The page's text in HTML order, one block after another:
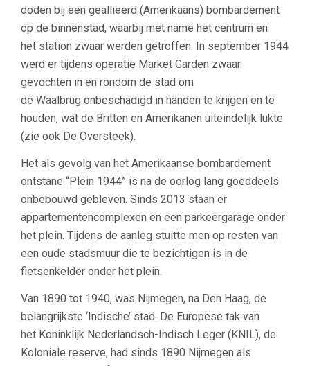
doden bij een geallieerd (Amerikaans) bombardement
op de binnenstad, waarbij met name het centrum en
het station zwaar werden getroffen. In september 1944
werd er tijdens operatie Market Garden zwaar
gevochten in en rondom de stad om
de Waalbrug onbeschadigd in handen te krijgen en te
houden, wat de Britten en Amerikanen uiteindelijk lukte
(zie ook De Oversteek).
Het als gevolg van het Amerikaanse bombardement
ontstane “Plein 1944” is na de oorlog lang goeddeels
onbebouwd gebleven. Sinds 2013 staan er
appartementencomplexen en een parkeergarage onder
het plein. Tijdens de aanleg stuitte men op resten van
een oude stadsmuur die te bezichtigen is in de
fietsenkelder onder het plein.
Van 1890 tot 1940, was Nijmegen, na Den Haag, de
belangrijkste ‘Indische’ stad. De Europese tak van
het Koninklijk Nederlandsch-Indisch Leger (KNIL), de
Koloniale reserve, had sinds 1890 Nijmegen als